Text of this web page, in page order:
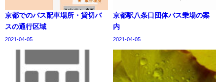
京都でのバス配車場所・貸切バ
スの通行区域
2021-04-05
京都駅八条口団体バス乗場の案
内
2021-04-05